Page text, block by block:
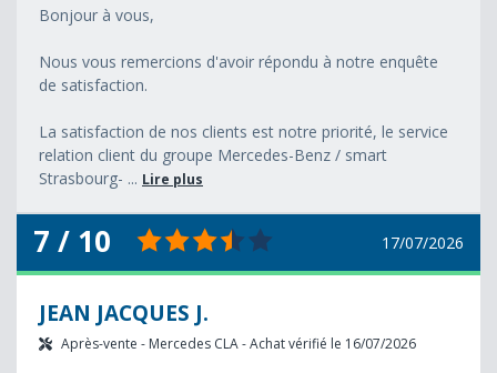
Bonjour à vous,
Nous vous remercions d'avoir répondu à notre enquête
de satisfaction.
La satisfaction de nos clients est notre priorité, le service
relation client du groupe Mercedes-Benz / smart
Strasbourg- ... Lire plus
7 / 10 17/07/2026
JEAN JACQUES J.
Après-vente - Mercedes CLA - Achat vérifié le 16/07/2026